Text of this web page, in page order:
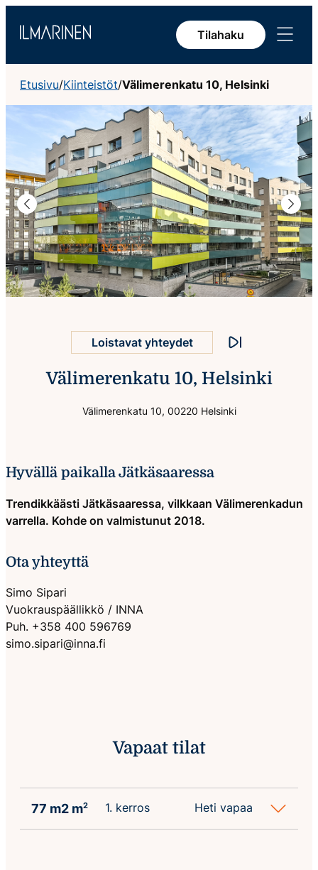
sisältöön
Tilahaku
Avaa
valikko
Etusivu/Kiinteistöt/Välimerenkatu 10, Helsinki
Edellinen
Loistavat yhteydet
Monipuoliset palvelut
Pysäytä animaatio
Välimerenkatu 10, Helsinki
Välimerenkatu 10, 00220 Helsinki
Hyvällä paikalla Jätkäsaaressa
Trendikkäästi Jätkäsaaressa, vilkkaan Välimerenkadun
varrella. Kohde on valmistunut 2018.
Ota yhteyttä
Simo Sipari
Vuokrauspäällikkö / INNA
Puh. +358 400 596769
simo.sipari@inna.fi
Vapaat tilat
77 m2 m2 1. kerros Heti vapaa